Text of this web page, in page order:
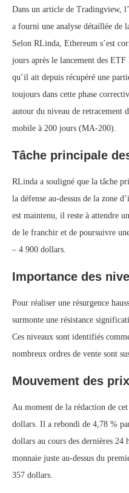
Dans un article de Tradingview,
a fourni une analyse détaillée de
Selon RLinda, Ethereum s’est
jours après le lancement des
qu’il ait depuis récupéré une
toujours dans cette phase
autour du niveau de retracement
mobile à 200 jours (MA-200).
Tâche principale
RLinda a souligné que la tâche
la défense au-dessus de la zone
est maintenu, il reste à attendre
de le franchir et de poursuivre
– 4 900 dollars.
Importance des
Pour réaliser une résurgence
surmonte une résistance
Ces niveaux sont identifiés
nombreux ordres de vente sont
Mouvement des
Au moment de la rédaction de
dollars. Il a rebondi de 4,78 %
dollars au cours des dernières 24
monnaie juste au-dessus du
357 dollars.